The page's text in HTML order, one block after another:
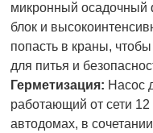
микронный осадочный
блок и
попасть в краны,
для питья и
Герметизация: Насос
работающий от сети
автодомах, в